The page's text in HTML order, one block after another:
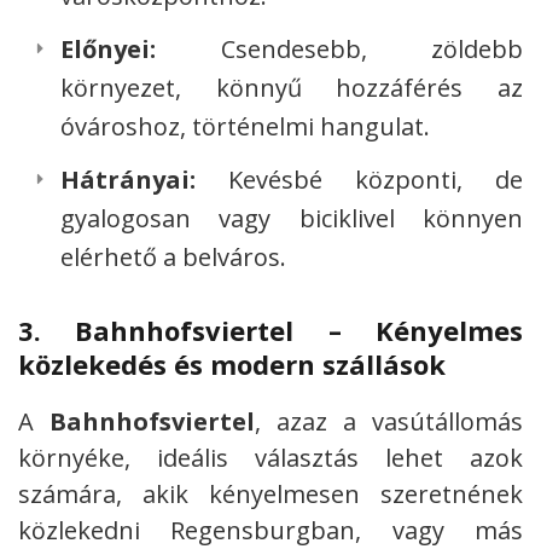
Előnyei: Csendesebb, zöldebb
környezet, könnyű hozzáférés az
óvároshoz, történelmi hangulat.
Hátrányai: Kevésbé központi, de
gyalogosan vagy biciklivel könnyen
elérhető a belváros.
3. Bahnhofsviertel – Kényelmes
közlekedés és modern szállások
A Bahnhofsviertel, azaz a vasútállomás
környéke, ideális választás lehet azok
számára, akik kényelmesen szeretnének
közlekedni Regensburgban, vagy más